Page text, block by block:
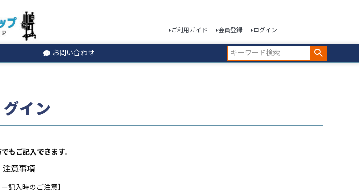
ご利用ガイド 会員登録 ログイン
お問い合わせ
検索
イン
もご記入できます。
注意事項
ー記入時のご注意】